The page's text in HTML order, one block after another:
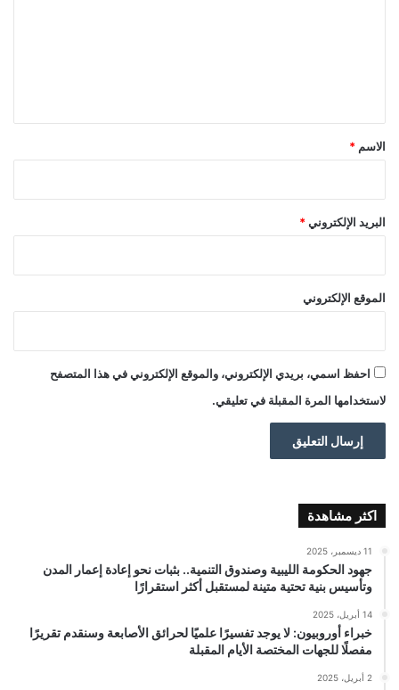
*
الاسم *
البريد الإلكتروني *
الموقع الإلكتروني
احفظ اسمي، بريدي الإلكتروني، والموقع الإلكتروني في هذا المتصفح
لاستخدامها المرة المقبلة في تعليقي.
اكثر مشاهدة
11 ديسمبر، 2025
جهود الحكومة الليبية وصندوق التنمية.. بثبات نحو إعادة إعمار المدن
وتأسيس بنية تحتية متينة لمستقبل أكثر استقرارًا
14 أبريل، 2025
خبراء أوروبيون: لا يوجد تفسيرًا علميًا لحرائق الأصابعة وسنقدم تقريرًا
مفصلًا للجهات المختصة الأيام المقبلة
2 أبريل، 2025